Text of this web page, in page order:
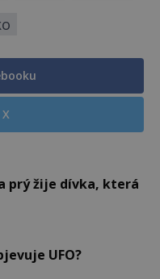
prý žije dívka, která
UFO?